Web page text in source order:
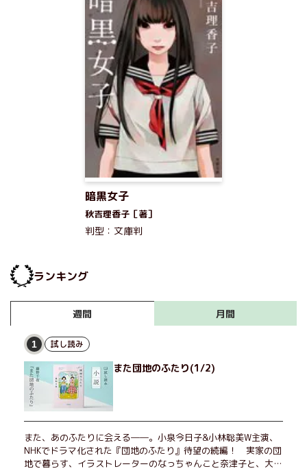
暗黒女子
秋吉理香子［著］
判型：文庫判
ランキング
週間 月間
1 試し読み
また団地のふたり(1/2)
また、あのふたりに会える――。小泉今日子&小林聡美W主演、
NHKでドラマ化された『団地のふたり』待望の続編！ 実家の団
地で暮らす、イラストレーターのなっちゃんこと奈津子と、大学